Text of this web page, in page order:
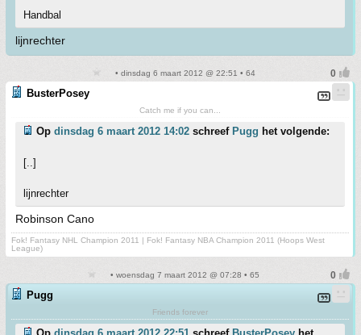
Handbal
lijnrechter
• dinsdag 6 maart 2012 @ 22:51 • 64
BusterPosey
Catch me if you can...
Op dinsdag 6 maart 2012 14:02 schreef Pugg het volgende:
[..]
lijnrechter
Robinson Cano
Fok! Fantasy NHL Champion 2011 | Fok! Fantasy NBA Champion 2011 (Hoops West
League)
• woensdag 7 maart 2012 @ 07:28 • 65
Pugg
Friends forever